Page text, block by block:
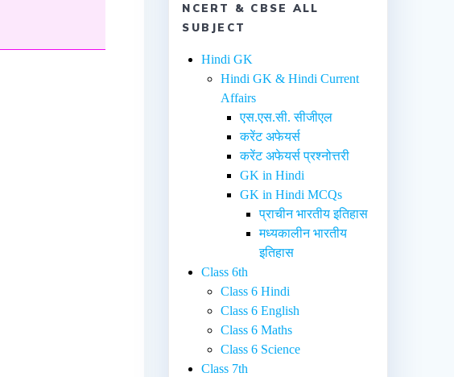
NCERT & CBSE ALL
SUBJECT
Hindi GK
Hindi GK & Hindi Current
Affairs
एस.एस.सी. सीजीएल
करेंट अफेयर्स
करेंट अफेयर्स प्रश्नोत्तरी
GK in Hindi
GK in Hindi MCQs
प्राचीन भारतीय इतिहास
मध्यकालीन भारतीय
इतिहास
Class 6th
Class 6 Hindi
Class 6 English
Class 6 Maths
Class 6 Science
Class 7th